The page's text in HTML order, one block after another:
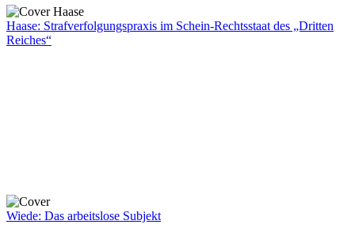
Haase: Strafverfolgungspraxis im Schein-Rechtsstaat des „Dritten
Reiches“
Wiede: Das arbeitslose Subjekt